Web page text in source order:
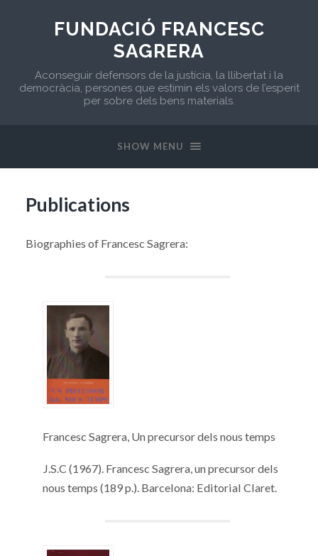
FUNDACIÓ FRANCESC
SAGRERA
Aconseguir defensors de la justícia, la llibertat i la
democràcia, persones que estimin els valors de l’esperit
per sobre dels bens materials.
SHOW MENU
Publications
Biographies of Francesc Sagrera:
Francesc Sagrera, Un precursor dels nous temps
J.S.C (1967). Francesc Sagrera, un precursor dels
nous temps (189 p.). Barcelona: Editorial Claret.